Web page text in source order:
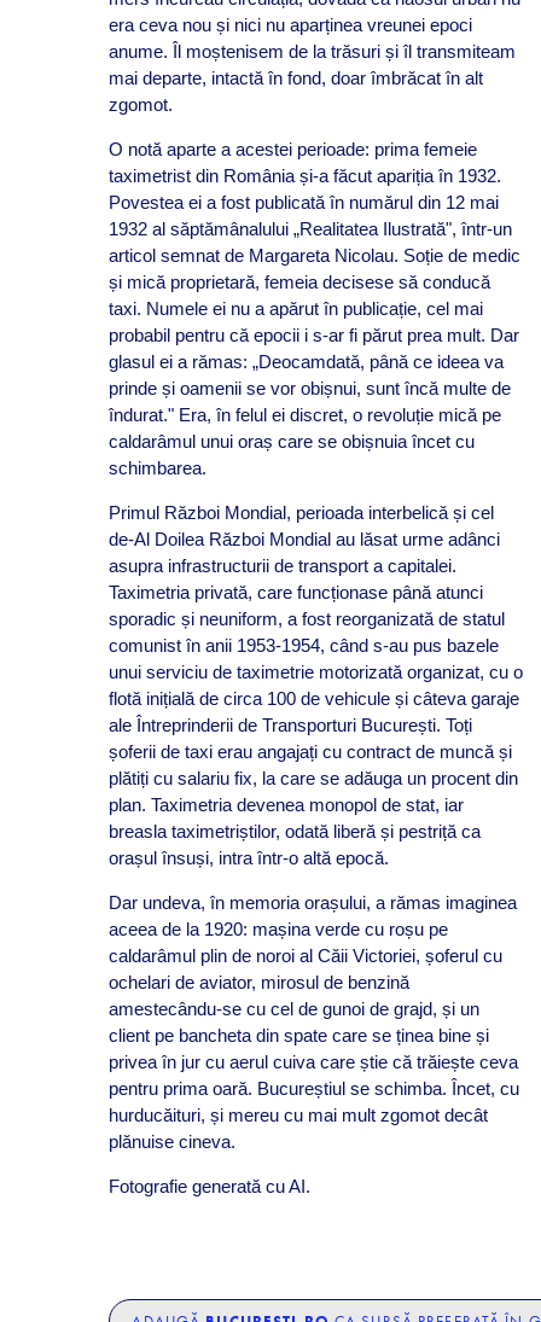
era ceva nou și nici nu aparținea vreunei epoci
anume. Îl moștenisem de la trăsuri și îl transmiteam
mai departe, intactă în fond, doar îmbrăcat în alt
zgomot.
O notă aparte a acestei perioade: prima femeie
taximetrist din România și-a făcut apariția în 1932.
Povestea ei a fost publicată în numărul din 12 mai
1932 al săptămânalului „Realitatea Ilustrată", într-un
articol semnat de Margareta Nicolau. Soție de medic
și mică proprietară, femeia decisese să conducă
taxi. Numele ei nu a apărut în publicație, cel mai
probabil pentru că epocii i s-ar fi părut prea mult. Dar
glasul ei a rămas: „Deocamdată, până ce ideea va
prinde și oamenii se vor obișnui, sunt încă multe de
îndurat." Era, în felul ei discret, o revoluție mică pe
caldarâmul unui oraș care se obișnuia încet cu
schimbarea.
Primul Război Mondial, perioada interbelică și cel
de-Al Doilea Război Mondial au lăsat urme adânci
asupra infrastructurii de transport a capitalei.
Taximetria privată, care funcționase până atunci
sporadic și neuniform, a fost reorganizată de statul
comunist în anii 1953-1954, când s-au pus bazele
unui serviciu de taximetrie motorizată organizat, cu o
flotă inițială de circa 100 de vehicule și câteva garaje
ale Întreprinderii de Transporturi București. Toți
șoferii de taxi erau angajați cu contract de muncă și
plătiți cu salariu fix, la care se adăuga un procent din
plan. Taximetria devenea monopol de stat, iar
breasla taximetriștilor, odată liberă și pestriță ca
orașul însuși, intra într-o altă epocă.
Dar undeva, în memoria orașului, a rămas imaginea
aceea de la 1920: mașina verde cu roșu pe
caldarâmul plin de noroi al Căii Victoriei, șoferul cu
ochelari de aviator, mirosul de benzină
amestecându-se cu cel de gunoi de grajd, și un
client pe bancheta din spate care se ținea bine și
privea în jur cu aerul cuiva care știe că trăiește ceva
pentru prima oară. Bucureștiul se schimba. Încet, cu
hurducăituri, și mereu cu mai mult zgomot decât
plănuise cineva.
Fotografie generată cu AI.